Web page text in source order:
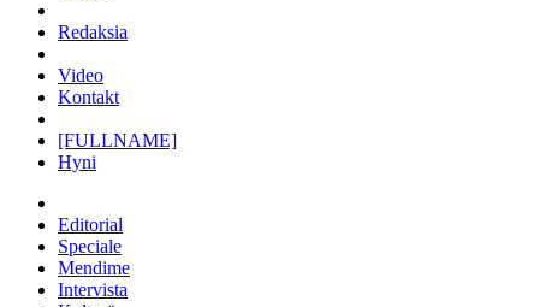
Redaksia
Video
Kontakt
[FULLNAME]
Hyni
Editorial
Speciale
Mendime
Intervista